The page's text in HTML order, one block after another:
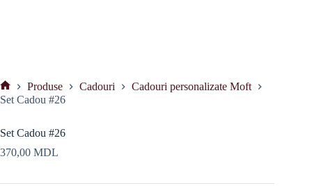
Prima
Produse Cadouri
Cadouri personalizate Moft
Set Cadou #26
Set Cadou #26
370,00 MDL